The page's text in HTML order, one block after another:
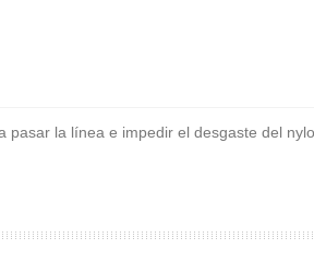
la línea e impedir el desgaste del